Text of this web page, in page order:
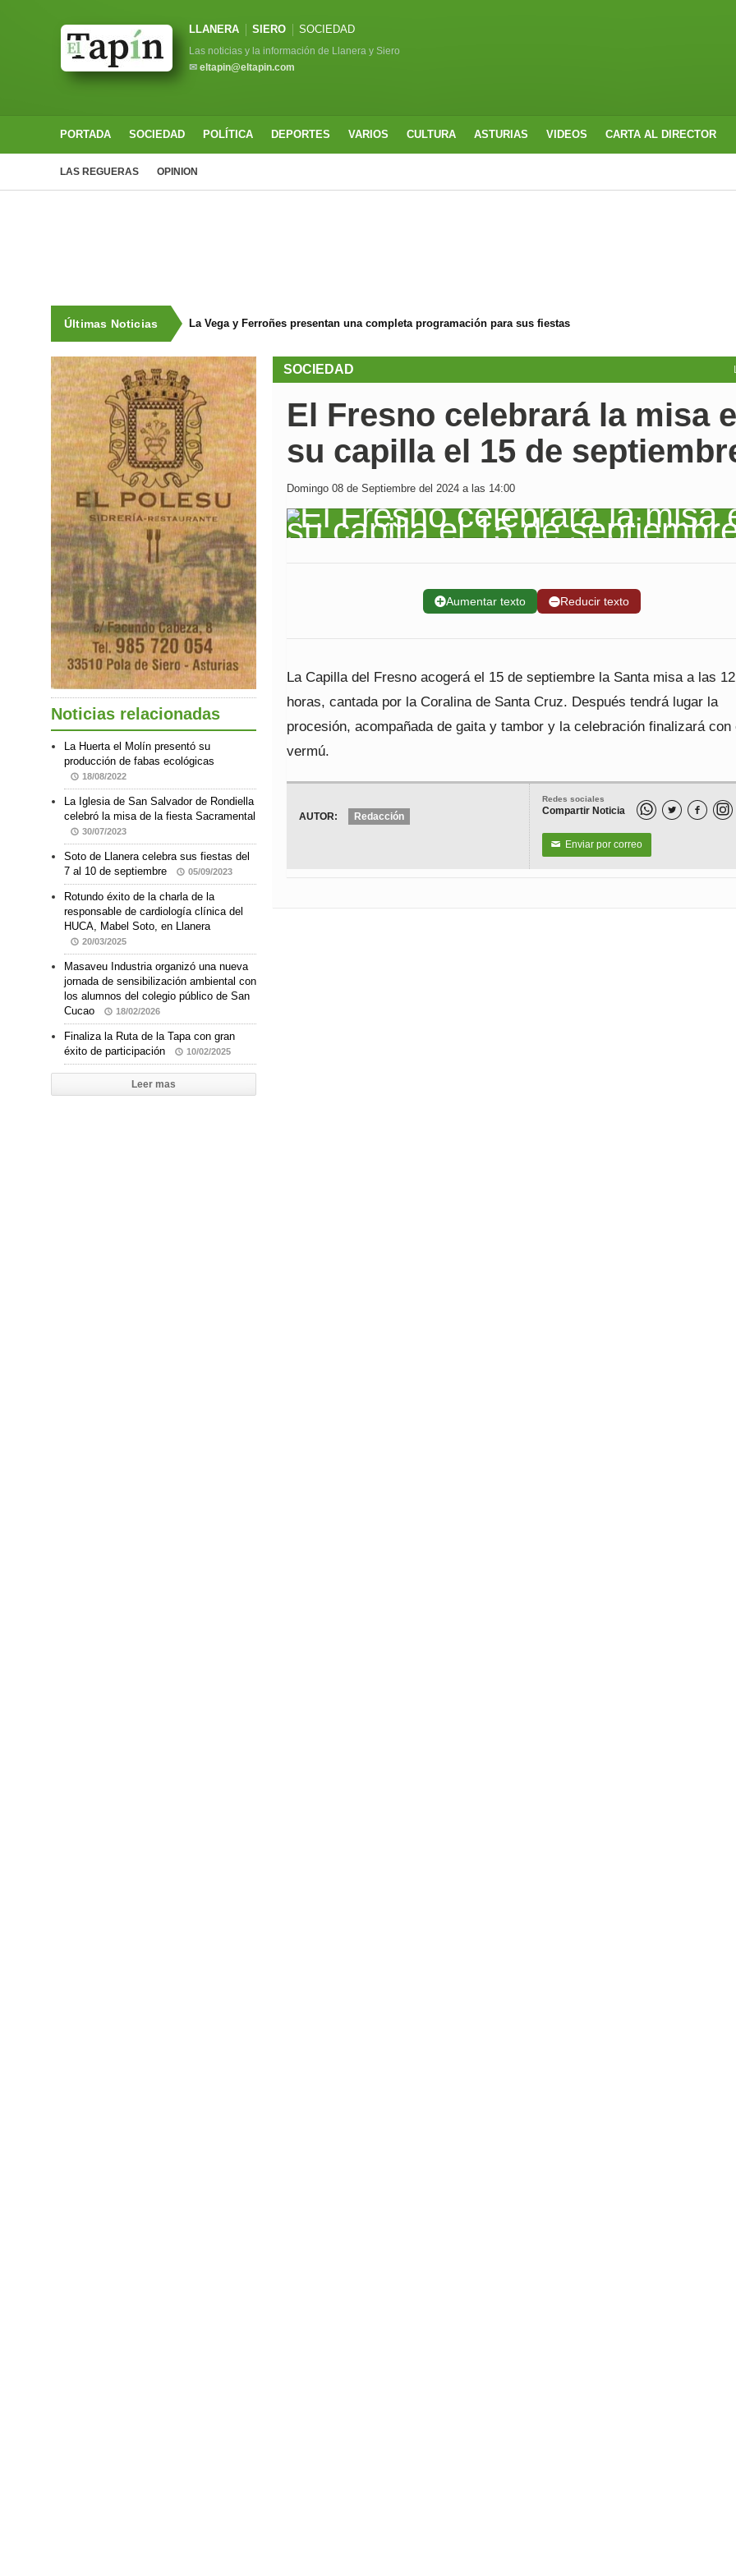
LLANERA SIERO SOCIEDAD
Las noticias y la información de Llanera y Siero
✉ eltapin@eltapin.com
PORTADA SOCIEDAD POLÍTICA DEPORTES VARIOS CULTURA ASTURIAS VIDEOS CARTA AL DIRECTOR
LAS REGUERAS OPINION
Últimas Noticias La Vega y Ferroñes presentan una completa programación para sus fiestas
SOCIEDAD
El Fresno celebrará la misa
su capilla el 15 de
Domingo 08 de Septiembre del 2024 a las 14:00
➕Aumentar texto ➖Reducir texto
La Capilla del Fresno acogerá el 15 de septiembre la Santa misa a las 12
horas, cantada por la Coralina de Santa Cruz. Después tendrá lugar la
procesión, acompañada de gaita y tambor y la celebración finalizará con
vermú.
Redes sociales
Compartir Noticia  
✉ Enviar por correo
AUTOR: Redacción
Noticias relacionadas
La Huerta el Molín presentó su
producción de fabas ecológicas
18/08/2022
La Iglesia de San Salvador de Rondiella
celebró la misa de la fiesta Sacramental
30/07/2023
Soto de Llanera celebra sus fiestas del
7 al 10 de septiembre
05/09/2023
Rotundo éxito de la charla de la
responsable de cardiología clínica del
HUCA, Mabel Soto, en Llanera
20/03/2025
Masaveu Industria organizó una nueva
jornada de sensibilización ambiental con
los alumnos del colegio público de San
Cucao
18/02/2026
Finaliza la Ruta de la Tapa con gran
éxito de participación
10/02/2025
Leer mas